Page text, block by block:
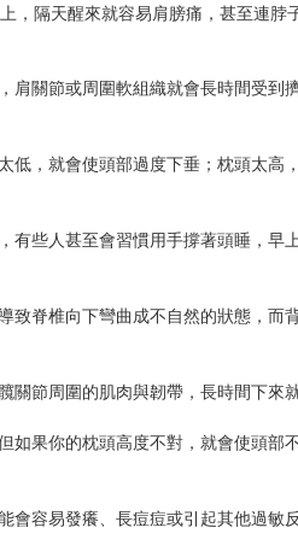
，隔天醒來就容易肩膀痛，甚至連脖
肩關節或周圍軟組織就會長時間受到
低，就會使頭部過度下垂；枕頭太高
些人甚至會習慣用手撐著頭睡，早
致脊椎向下彎曲成不自然的狀態，而
節周圍的肌肉與韌帶，長時間下來
如果你的枕頭高度不對，就會使頭部
容易發癢、長痘痘或引起其他過敏反